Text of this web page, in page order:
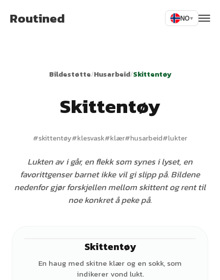
Routined NO▾
Bildestøtte/Husarbeid/Skittentøy
Skittentøy
#skittentøy#klesvask#klær#husarbeid#lukter
Lukten av i går, en flekk som synes i lyset, en
favorittgenser barnet ikke vil gi slipp på. Bildene
nedenfor gjør forskjellen mellom skittent og rent til
noe konkret å peke på.
Skittentøy
En haug med skitne klær og en sokk, som
indikerer vond lukt.